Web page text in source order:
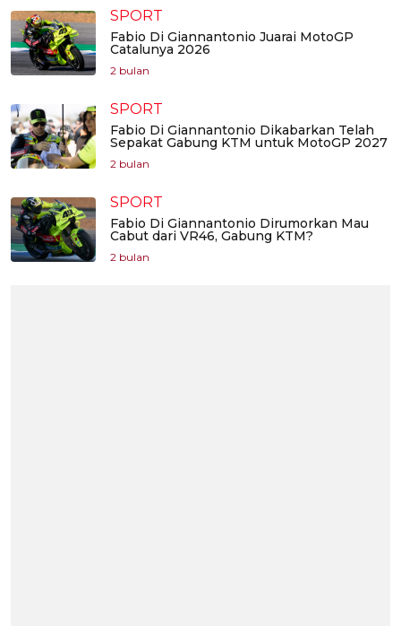
SPORT
Fabio Di Giannantonio Juarai MotoGP
Catalunya 2026
2 bulan
SPORT
Fabio Di Giannantonio Dikabarkan Telah
Sepakat Gabung KTM untuk MotoGP 2027
2 bulan
SPORT
Fabio Di Giannantonio Dirumorkan Mau
Cabut dari VR46, Gabung KTM?
2 bulan